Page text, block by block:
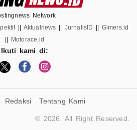
Network
|| Aktualnews JurnalisID
Gimers.id
Motorace.id
Ikuti kami di:
Redaksi Tentang Kami
© 2026. All Right Reserved.